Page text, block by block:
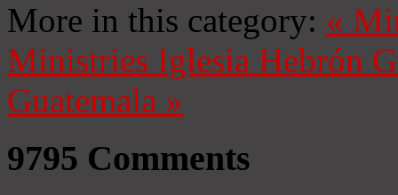
More in this category: «
Ministries Iglesia Hebrón
Guatemala »
9795 Comments